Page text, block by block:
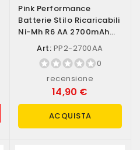
Pink Performance
Batterie Stilo Ricaricabili
Ni-Mh R6 AA 2700mAh
(art....Art: PP2-2700AA
0
recensione
14,90 €
ACQUISTA